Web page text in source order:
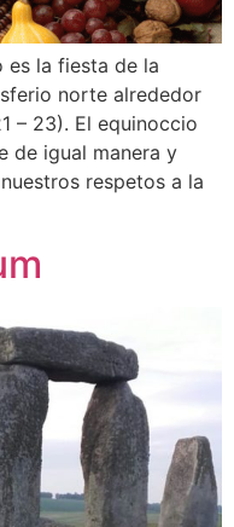
es la fiesta de la
norte alrededor
– 23). El equinoccio
de igual manera y
respetos a la